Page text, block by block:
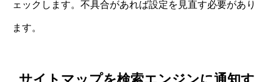
ェックします。不具合があれば設定を見直す必要があり
ます。